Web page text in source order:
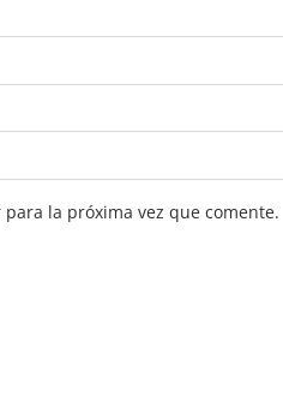
la próxima vez que comente.